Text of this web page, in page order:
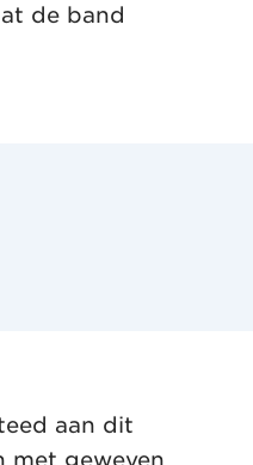
de band
aan dit
met geweven